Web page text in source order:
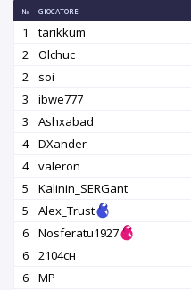
№ GIOCATORE
1 tarikkum
2
Olchuc
2
soi
3
ibwe777
3
Ashxabad
4
DXander
4
valeron
5
Kalinin_SERGant
5
Alex_Trust
6
Nosferatu1927
6
2104сн
6
MP